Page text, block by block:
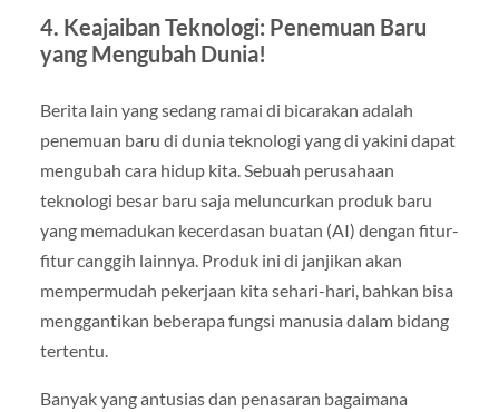
4. Keajaiban Teknologi: Penemuan Baru
yang Mengubah Dunia!
Berita lain yang sedang ramai di bicarakan adalah
penemuan baru di dunia teknologi yang di yakini dapat
mengubah cara hidup kita. Sebuah perusahaan
teknologi besar baru saja meluncurkan produk baru
yang memadukan kecerdasan buatan (AI) dengan fitur-
fitur canggih lainnya. Produk ini di janjikan akan
mempermudah pekerjaan kita sehari-hari, bahkan bisa
menggantikan beberapa fungsi manusia dalam bidang
tertentu.
Banyak yang antusias dan penasaran bagaimana